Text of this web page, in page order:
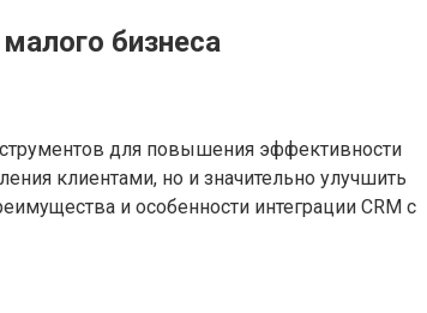
бизнеса
для повышения эффективности
клиентами, но и значительно улучшить
и особенности интеграции CRM с